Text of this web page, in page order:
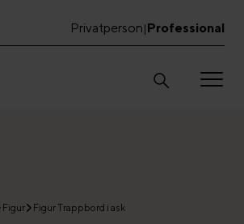
Professional
|
Privatperson
Figur Figur Trappbord i ask